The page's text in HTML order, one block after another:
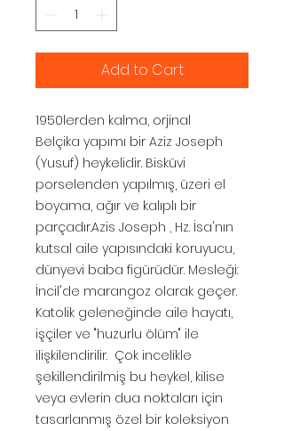
Add to Cart
1950lerden kalma, orjinal
Belçika yapımı bir Aziz Joseph
(Yusuf) heykelidir. Bisküvi
porselenden yapılmış, üzeri el
boyama, ağır ve kalıplı bir
parçadır.Azis Joseph , Hz. İsa'nın
kutsal aile yapısındaki koruyucu,
dünyevi baba figürüdür. Mesleği:
İncil'de marangoz olarak geçer.
Katolik geleneğinde aile hayatı,
işçiler ve "huzurlu ölüm" ile
ilişkilendirilir. Çok incelikle
şekillendirilmiş bu heykel, kilise
veya evlerin dua noktaları için
tasarlanmış özel bir koleksiyon